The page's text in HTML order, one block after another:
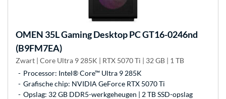
OMEN 35L Gaming Desktop PC GT16-0246nd
(B9FM7EA)
Zwart | Core Ultra 9 285K | RTX 5070 Ti | 32 GB | 1 TB
Processor: Intel® Core™ Ultra 9 285K
Grafische chip: NVIDIA GeForce RTX 5070 Ti
Opslag: 32 GB DDR5-werkgeheugen | 2 TB SSD-opslag